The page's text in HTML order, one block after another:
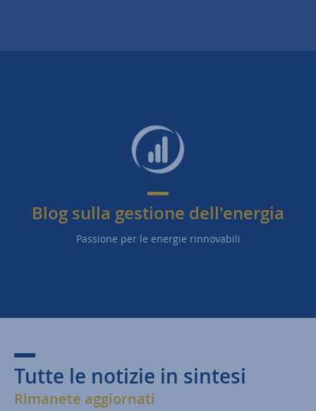
Blog sulla gestione dell'energia
Passione per le energie rinnovabili
Tutte le notizie in sintesi
Rimanete aggiornati